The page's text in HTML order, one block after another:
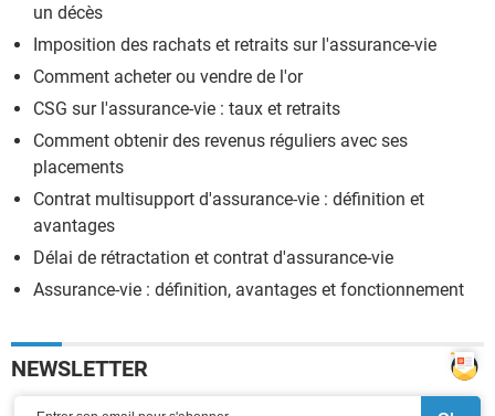
un décès
Imposition des rachats et retraits sur l'assurance-vie
Comment acheter ou vendre de l'or
CSG sur l'assurance-vie : taux et retraits
Comment obtenir des revenus réguliers avec ses
placements
Contrat multisupport d'assurance-vie : définition et
avantages
Délai de rétractation et contrat d'assurance-vie
Assurance-vie : définition, avantages et fonctionnement
NEWSLETTER